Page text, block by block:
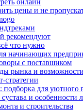
онлайн
цены и не
рекомендуют
что нужно
начинающих
с поставщиком
рынка и возможности
стратегии
для уютного
и особенности
и строительства